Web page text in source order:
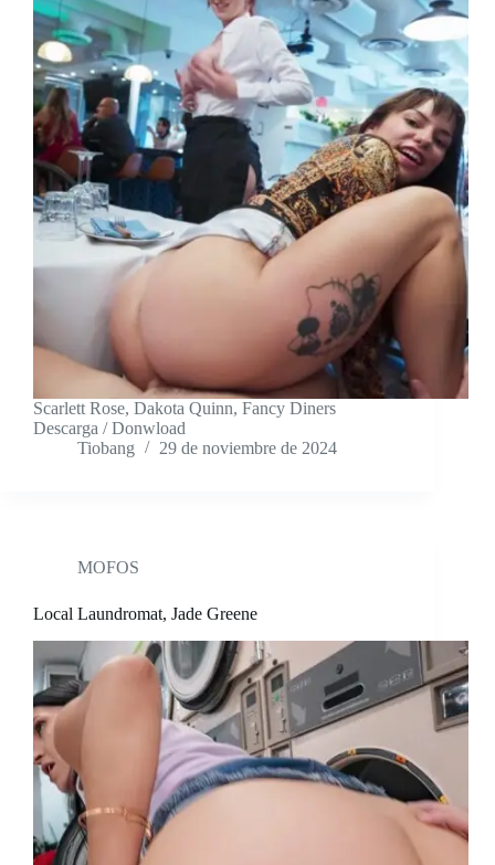
Scarlett Rose, Dakota Quinn, Fancy Diners
Descarga / Donwload
Tiobang
29 de noviembre de 2024
MOFOS
Local Laundromat, Jade Greene